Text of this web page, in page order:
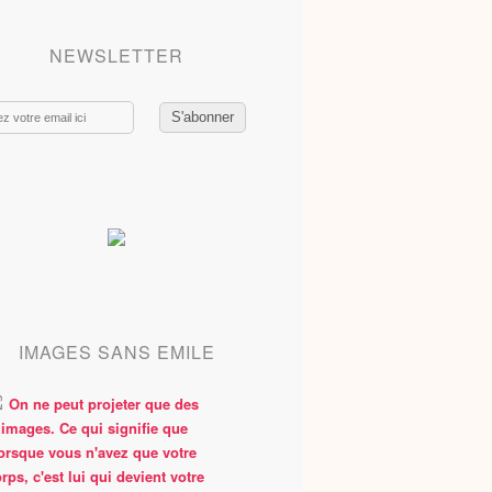
NEWSLETTER
IMAGES SANS EMILE